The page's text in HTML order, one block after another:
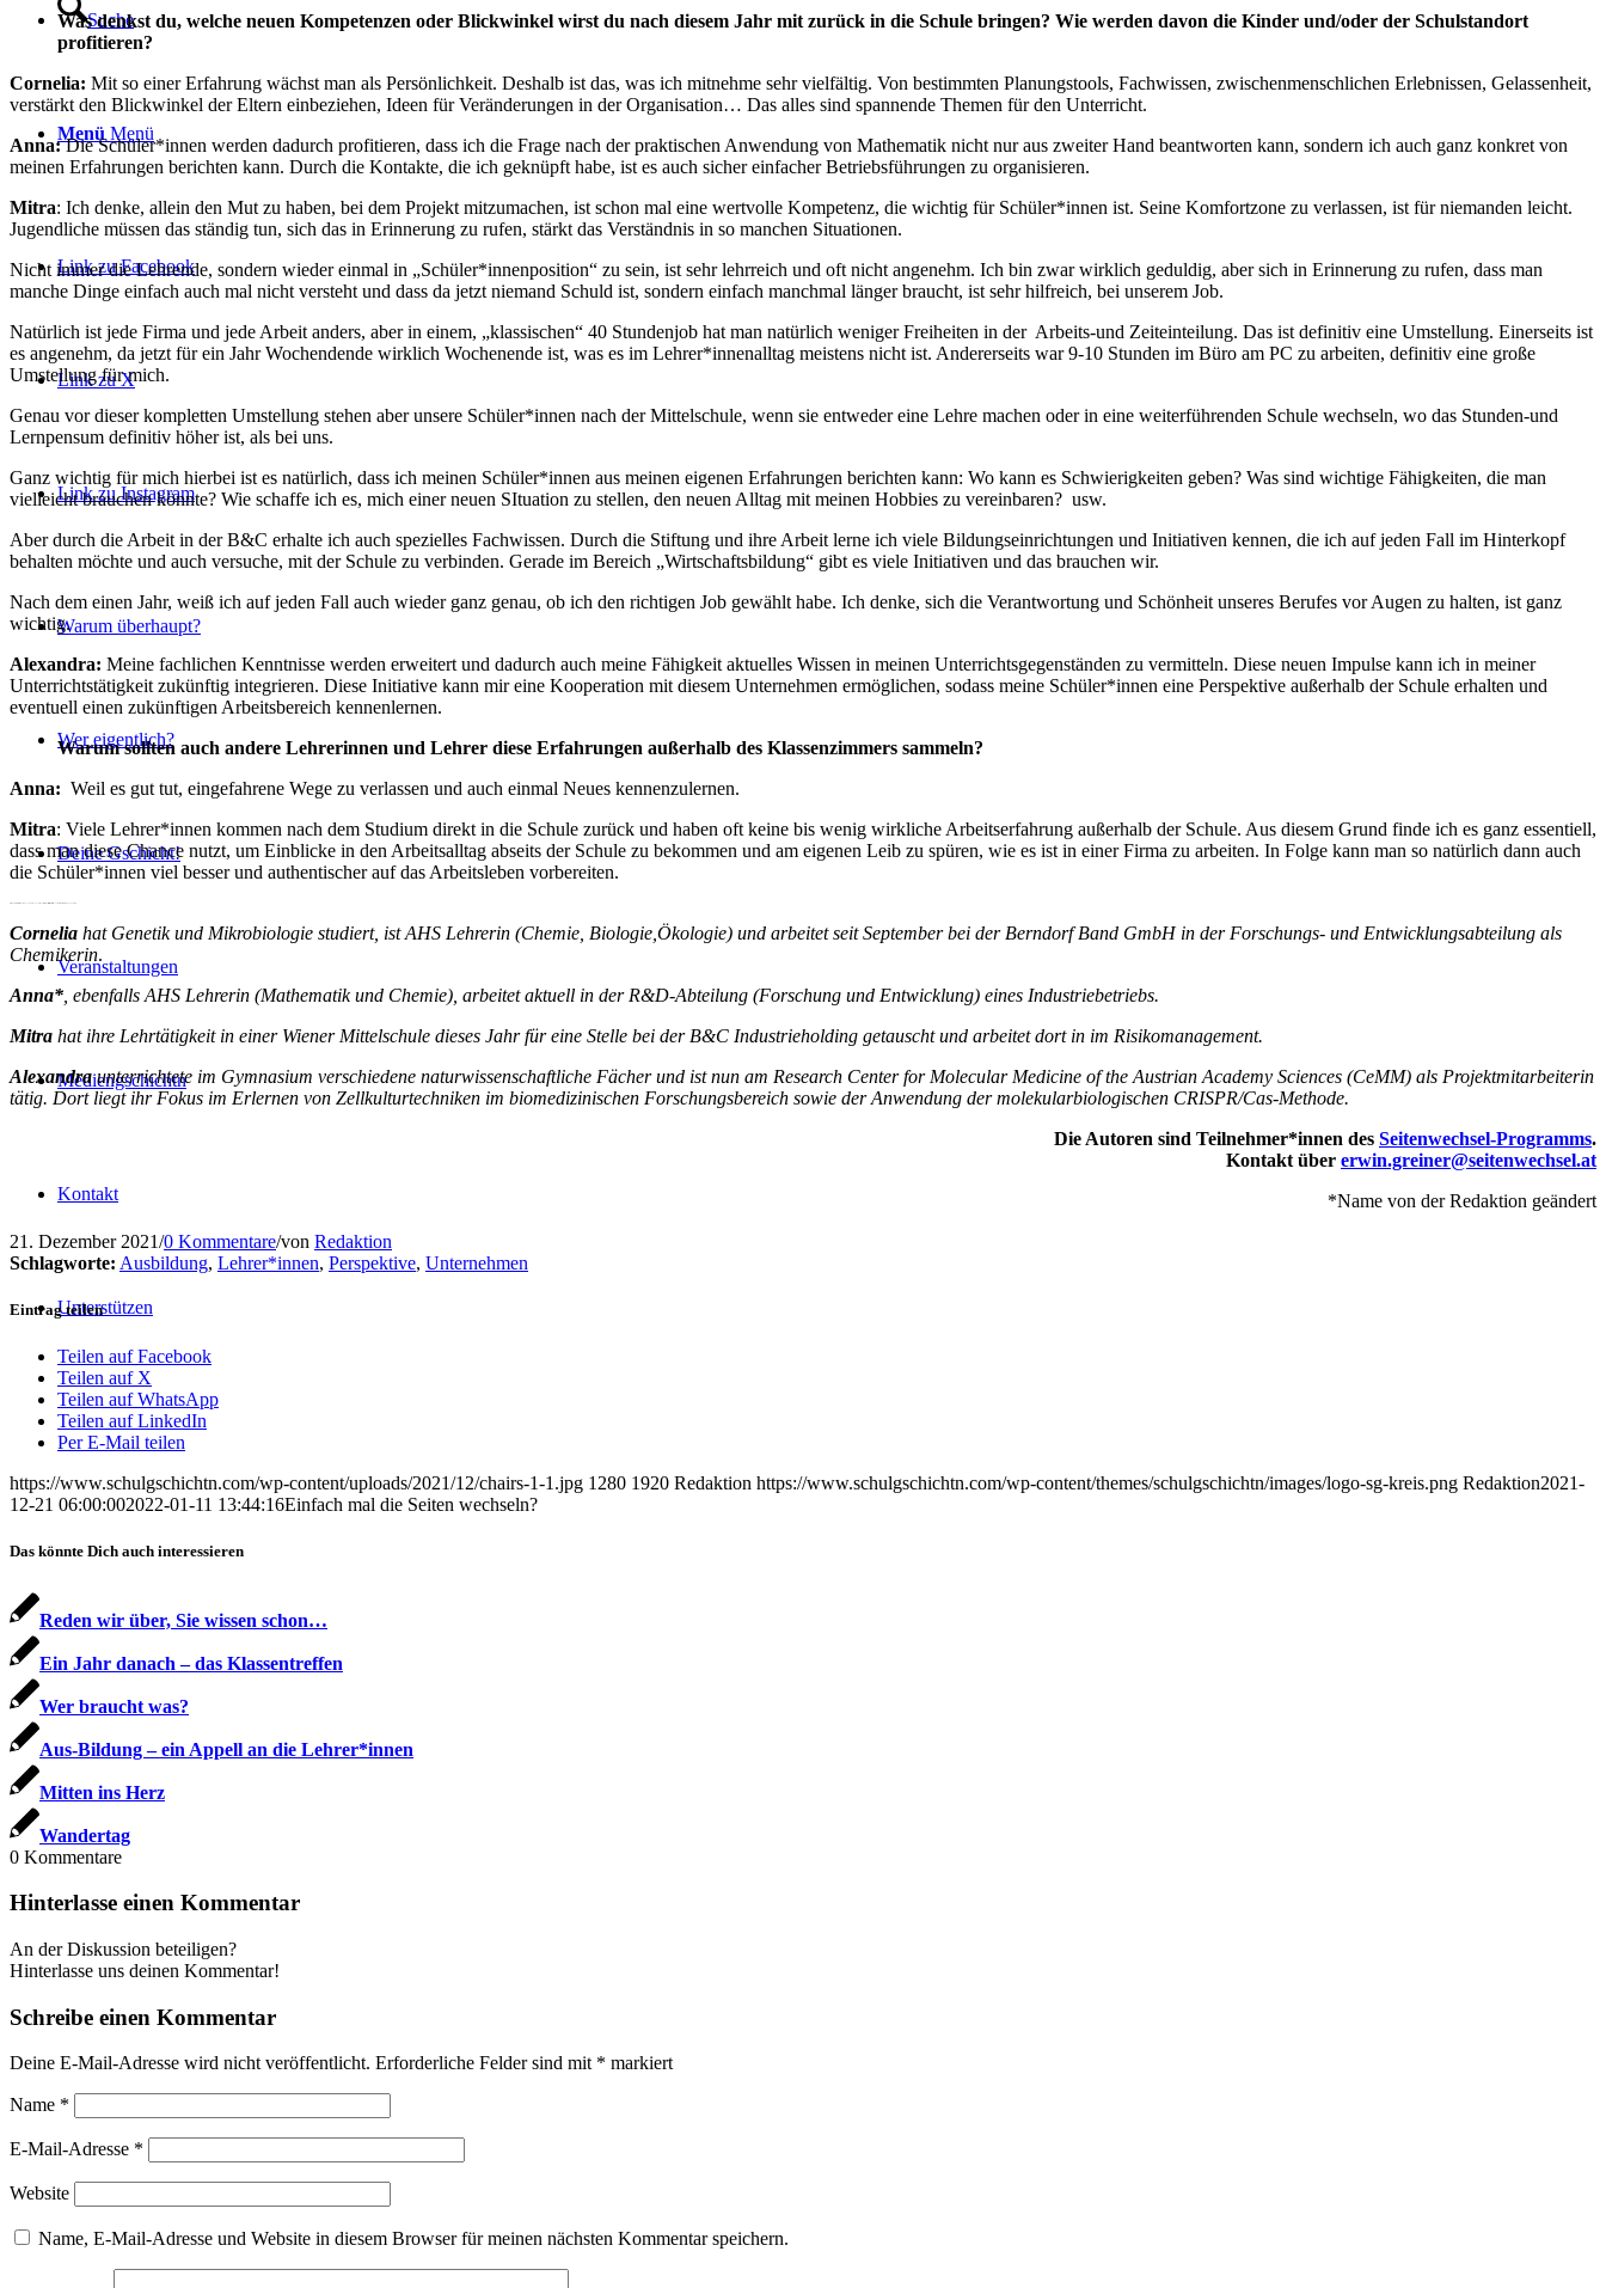
Suche
Menü Menü
Link zu Facebook
Link zu X
Link zu Instagram
Warum überhaupt?
Wer eigentlich?
Deine Gschicht!
Veranstaltungen
Mediengschichtn
Kontakt
Unterstützen
Was denkst du, welche neuen Kompetenzen oder Blickwinkel wirst du nach diesem Jahr mit zurück in die Schule bringen? Wie werden davon die Kinder und/oder der Schulstandort
profitieren?
Cornelia: Mit so einer Erfahrung wächst man als Persönlichkeit. Deshalb ist das, was ich mitnehme sehr vielfältig. Von bestimmten Planungstools, Fachwissen, zwischenmenschlichen Erlebnissen, Gelassenheit,
verstärkt den Blickwinkel der Eltern einbeziehen, Ideen für Veränderungen in der Organisation… Das alles sind spannende Themen für den Unterricht.
Anna:Die Schüler*innen werden dadurch profitieren, dass ich die Frage nach der praktischen Anwendung von Mathematik nicht nur aus zweiter Hand beantworten kann, sondern ich auch ganz konkret von
meinen Erfahrungen berichten kann. Durch die Kontakte, die ich geknüpft habe, ist es auch sicher einfacher Betriebsführungen zu organisieren.
Mitra: Ich denke, allein den Mut zu haben, bei dem Projekt mitzumachen, ist schon mal eine wertvolle Kompetenz, die wichtig für Schüler*innen ist. Seine Komfortzone zu verlassen, ist für niemanden leicht.
Jugendliche müssen das ständig tun, sich das in Erinnerung zu rufen, stärkt das Verständnis in so manchen Situationen.
Nicht immer die Lehrende, sondern wieder einmal in „Schüler*innenposition“ zu sein, ist sehr lehrreich und oft nicht angenehm. Ich bin zwar wirklich geduldig, aber sich in Erinnerung zu rufen, dass man
manche Dinge einfach auch mal nicht versteht und dass da jetzt niemand Schuld ist, sondern einfach manchmal länger braucht, ist sehr hilfreich, bei unserem Job.
Natürlich ist jede Firma und jede Arbeit anders, aber in einem, „klassischen“ 40 Stundenjob hat man natürlich weniger Freiheiten in der Arbeits-und Zeiteinteilung. Das ist definitiv eine Umstellung. Einerseits ist
es angenehm, da jetzt für ein Jahr Wochendende wirklich Wochenende ist, was es im Lehrer*innenalltag meistens nicht ist. Andererseits war 9-10 Stunden im Büro am PC zu arbeiten, definitiv eine große
Umstellung für mich.
Genau vor dieser kompletten Umstellung stehen aber unsere Schüler*innen nach der Mittelschule, wenn sie entweder eine Lehre machen oder in eine weiterführenden Schule wechseln, wo das Stunden-und
Lernpensum definitiv höher ist, als bei uns.
Ganz wichtig für mich hierbei ist es natürlich, dass ich meinen Schüler*innen aus meinen eigenen Erfahrungen berichten kann: Wo kann es Schwierigkeiten geben? Was sind wichtige Fähigkeiten, die man
vielleicht brauchen könnte? Wie schaffe ich es, mich einer neuen SItuation zu stellen, den neuen Alltag mit meinen Hobbies zu vereinbaren? usw.
Aber durch die Arbeit in der B&C erhalte ich auch spezielles Fachwissen. Durch die Stiftung und ihre Arbeit lerne ich viele Bildungseinrichtungen und Initiativen kennen, die ich auf jeden Fall im Hinterkopf
behalten möchte und auch versuche, mit der Schule zu verbinden. Gerade im Bereich „Wirtschaftsbildung“ gibt es viele Initiativen und das brauchen wir.
Nach dem einen Jahr, weiß ich auf jeden Fall auch wieder ganz genau, ob ich den richtigen Job gewählt habe. Ich denke, sich die Verantwortung und Schönheit unseres Berufes vor Augen zu halten, ist ganz
wichtig.
Alexandra: Meine fachlichen Kenntnisse werden erweitert und dadurch auch meine Fähigkeit aktuelles Wissen in meinen Unterrichtsgegenständen zu vermitteln. Diese neuen Impulse kann ich in meiner
Unterrichtstätigkeit zukünftig integrieren. Diese Initiative kann mir eine Kooperation mit diesem Unternehmen ermöglichen, sodass meine Schüler*innen eine Perspektive außerhalb der Schule erhalten und
eventuell einen zukünftigen Arbeitsbereich kennenlernen.
Warum sollten auch andere Lehrerinnen und Lehrer diese Erfahrungen außerhalb des Klassenzimmers sammeln?
Anna: Weil es gut tut, eingefahrene Wege zu verlassen und auch einmal Neues kennenzulernen.
Mitra: Viele Lehrer*innen kommen nach dem Studium direkt in die Schule zurück und haben oft keine bis wenig wirkliche Arbeitserfahrung außerhalb der Schule. Aus diesem Grund finde ich es ganz essentiell,
dass man diese Chance nutzt, um Einblicke in den Arbeitsalltag abseits der Schule zu bekommen und am eigenen Leib zu spüren, wie es ist in einer Firma zu arbeiten. In Folge kann man so natürlich dann auch
die Schüler*innen viel besser und authentischer auf das Arbeitsleben vorbereiten.
Cornelia hat Genetik und Mikrobiologie studiert, ist AHS Lehrerin (Chemie, Biologie,Ökologie) und arbeitet seit September bei der Berndorf Band GmbH in der Forschungs- und Entwicklungsabteilung als
Chemikerin.
Anna* , ebenfalls AHS Lehrerin (Mathematik und Chemie), arbeitet aktuell in der R&D-Abteilung (Forschung und Entwicklung) eines Industriebetriebs.
Mitra hat ihre Lehrtätigkeit in einer Wiener Mittelschule dieses Jahr für eine Stelle bei der B&C Industrieholding getauscht und arbeitet dort in im Risikomanagement.
Alexandraunterrichtete im Gymnasium verschiedene naturwissenschaftliche Fächer und ist nun am Research Center for Molecular Medicine of the Austrian Academy Sciences (CeMM) als Projektmitarbeiterin
tätig. Dort liegt ihr Fokus im Erlernen von Zellkulturtechniken im biomedizinischen Forschungsbereich sowie der Anwendung der molekularbiologischen CRISPR/Cas-Methode.
Die Autoren sind Teilnehmer*innen des Seitenwechsel-Programms.
Kontakt über erwin.greiner@seitenwechsel.at
*Name von der Redaktion geändert
21. Dezember 2021/0 Kommentare/von Redaktion
Schlagworte: Ausbildung, Lehrer*innen, Perspektive, Unternehmen
Eintrag teilen
Teilen auf Facebook
Teilen auf X
Teilen auf WhatsApp
Teilen auf LinkedIn
Per E-Mail teilen
https://www.schulgschichtn.com/wp-content/uploads/2021/12/chairs-1-1.jpg 1280 1920 Redaktion https://www.schulgschichtn.com/wp-content/themes/schulgschichtn/images/logo-sg-kreis.png Redaktion2021-
12-21 06:00:002022-01-11 13:44:16Einfach mal die Seiten wechseln?
Das könnte Dich auch interessieren
Reden wir über, Sie wissen schon…
Ein Jahr danach – das Klassentreffen
Wer braucht was?
Aus-Bildung – ein Appell an die Lehrer*innen
Mitten ins Herz
Wandertag
0 Kommentare
Hinterlasse einen Kommentar
An der Diskussion beteiligen?
Hinterlasse uns deinen Kommentar!
Schreibe einen Kommentar
Deine E-Mail-Adresse wird nicht veröffentlicht. Erforderliche Felder sind mit * markiert
Name *
E-Mail-Adresse *
Website
Name, E-Mail-Adresse und Website in diesem Browser für meinen nächsten Kommentar speichern.